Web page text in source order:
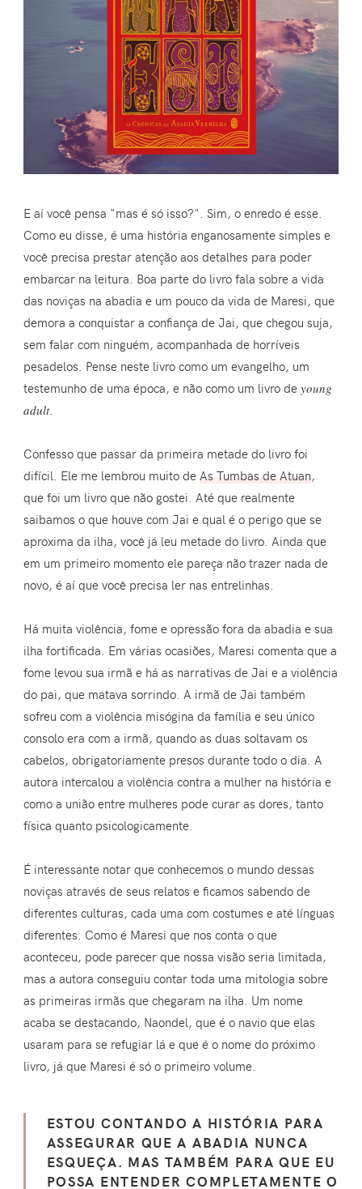
E aí você pensa "mas é só isso?". Sim, o enredo é esse.
Como eu disse, é uma história enganosamente simples e
você precisa prestar atenção aos detalhes para poder
embarcar na leitura. Boa parte do livro fala sobre a vida
das noviças na abadia e um pouco da vida de Maresi, que
demora a conquistar a confiança de Jai, que chegou suja,
sem falar com ninguém, acompanhada de horríveis
pesadelos. Pense neste livro como um evangelho, um
testemunho de uma época, e não como um livro deyoung
adult.
Confesso que passar da primeira metade do livro foi
difícil. Ele me lembrou muito deAs Tumbas de Atuan,
que foi um livro que não gostei. Até que realmente
saibamos o que houve com Jai e qual é o perigo que se
aproxima da ilha, você já leu metade do livro. Ainda que
em um primeiro momento ele pareça não trazer nada de
novo, é aí que você precisa ler nas entrelinhas.
Há muita violência, fome e opressão fora da abadia e sua
ilha fortificada. Em várias ocasiões, Maresi comenta que a
fome levou sua irmã e há as narrativas de Jai e a violência
do pai, que matava sorrindo. A irmã de Jai também
sofreu com a violência misógina da família e seu único
consolo era com a irmã, quando as duas soltavam os
cabelos, obrigatoriamente presos durante todo o dia. A
autora intercalou a violência contra a mulher na história e
como a união entre mulheres pode curar as dores, tanto
física quanto psicologicamente.
É interessante notar que conhecemos o mundo dessas
noviças através de seus relatos e ficamos sabendo de
diferentes culturas, cada uma com costumes e até línguas
diferentes. Como é Maresi que nos conta o que
aconteceu, pode parecer que nossa visão seria limitada,
mas a autora conseguiu contar toda uma mitologia sobre
as primeiras irmãs que chegaram na ilha. Um nome
acaba se destacando, Naondel, que é o navio que elas
usaram para se refugiar lá e que é o nome do próximo
livro, já que Maresi é só o primeiro volume.
ESTOU CONTANDO A HISTÓRIA PARA
ASSEGURAR QUE A ABADIA NUNCA
ESQUEÇA. MAS TAMBÉM PARA QUE EU
POSSA ENTENDER COMPLETAMENTE O